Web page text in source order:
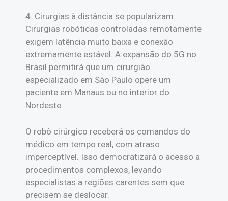
4. Cirurgias à distância se popularizam
Cirurgias robóticas controladas remotamente
exigem latência muito baixa e conexão
extremamente estável. A expansão do 5G no
Brasil permitirá que um cirurgião
especializado em São Paulo opere um
paciente em Manaus ou no interior do
Nordeste.
O robô cirúrgico receberá os comandos do
médico em tempo real, com atraso
imperceptível. Isso democratizará o acesso a
procedimentos complexos, levando
especialistas a regiões carentes sem que
precisem se deslocar.